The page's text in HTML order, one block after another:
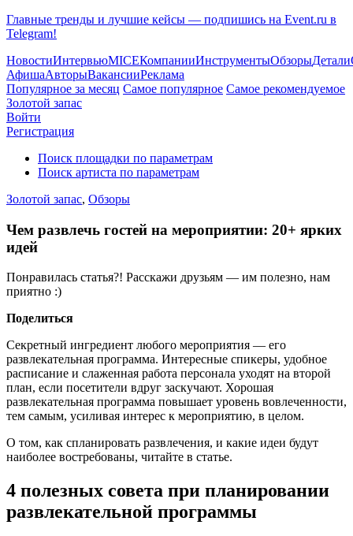
Главные тренды и лучшие кейсы — подпишись на Event.ru в
Telegram!
НовостиИнтервьюMICEКомпанииИнструментыОбзорыДетали
АфишаАвторыВакансииРеклама
Популярное за месяц Самое популярное Самое рекомендуемое
Золотой запас
Войти
Регистрация
Поиск площадки по параметрам
Поиск артиста по параметрам
Золотой запас, Обзоры
Чем развлечь гостей на мероприятии: 20+ ярких
идей
Понравилась статья?! Расскажи друзьям — им полезно, нам
приятно :)
Поделиться
Секретный ингредиент любого мероприятия — его
развлекательная программа. Интересные спикеры, удобное
расписание и слаженная работа персонала уходят на второй
план, если посетители вдруг заскучают. Хорошая
развлекательная программа повышает уровень вовлеченности,
тем самым, усиливая интерес к мероприятию, в целом.
О том, как спланировать развлечения, и какие идеи будут
наиболее востребованы, читайте в статье.
4 полезных совета при планировании
развлекательной программы